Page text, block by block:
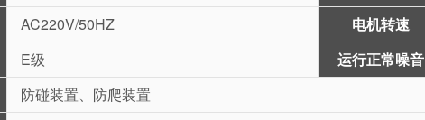
AC220V/50HZ 电机转速
E级 运行正常噪音
防碰装置、防爬装置